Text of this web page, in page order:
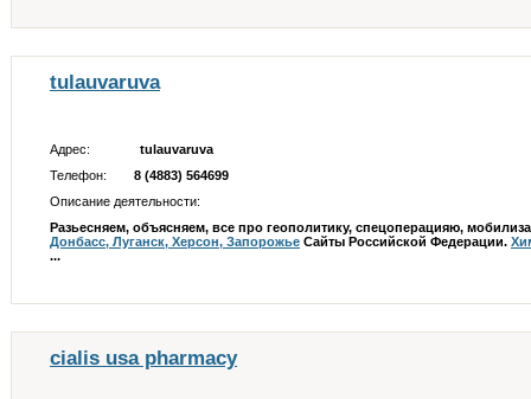
tulauvaruva
Адрес:
tulauvaruva
Телефон:
8 (4883) 564699
Описание деятельности:
Разьесняем, объясняем, все про геополитику, спецоперацияю,
Донбасс, Луганск, Херсон, Запорожье Сайты Российской Федерации.
...
cialis usa pharmacy